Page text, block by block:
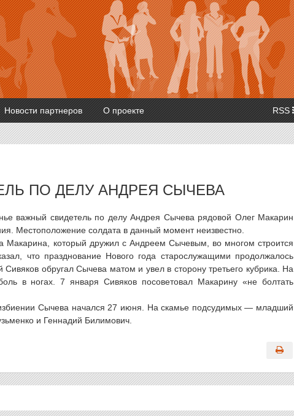
Новости партнеров О проекте RSS
ПО ДЕЛУ АНДРЕЯ СЫЧЕВА
важный свидетель по делу Андрея Сычева рядовой Олег Макарин
Местоположение солдата в данный момент неизвестно.
Макарина, который дружил с Андреем Сычевым, во многом строится
что празднование Нового года старослужащими продолжалось
обругал Сычева матом и увел в сторону третьего кубрика. На
в ногах. 7 января Сивяков посоветовал Макарину «не болтать
Сычева начался 27 июня. На скамье подсудимых — младший
и Геннадий Билимович.